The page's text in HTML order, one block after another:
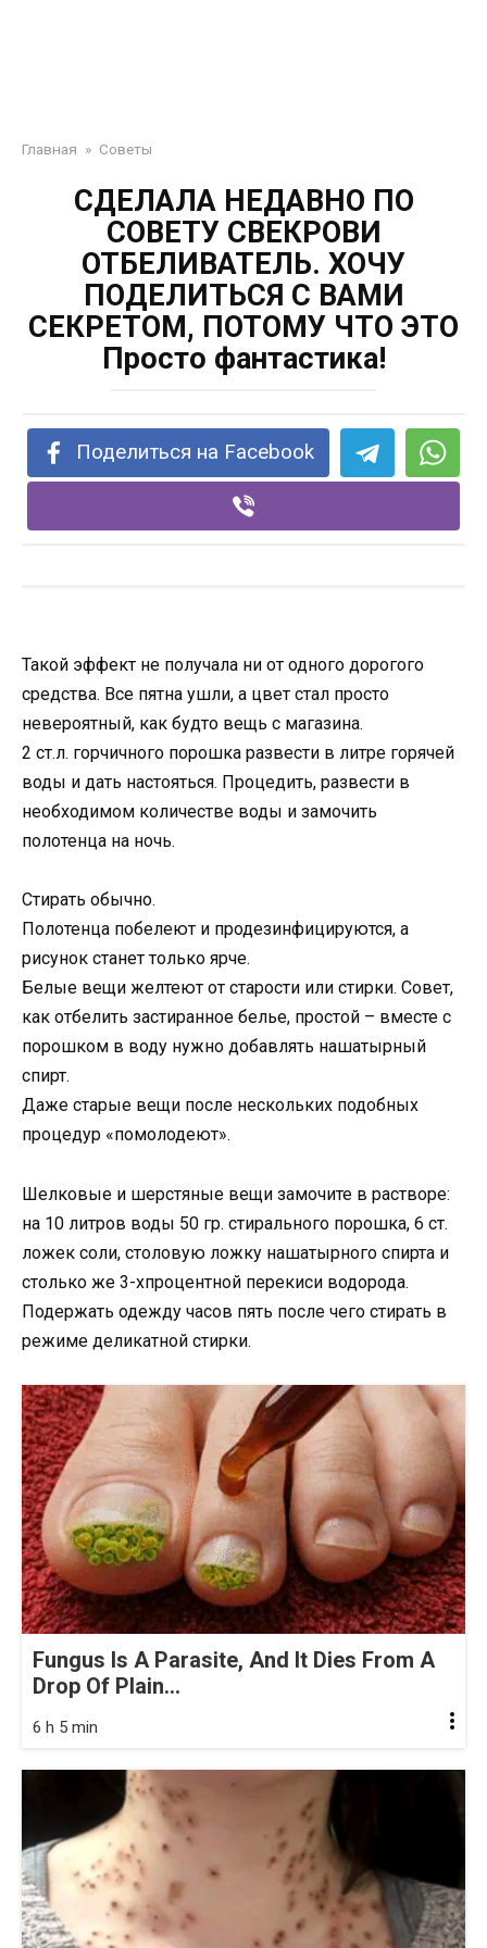
Главная » Советы
СДЕЛАЛА НЕДАВНО ПО
СОВЕТУ СВЕКРОВИ
ОТБЕЛИВАТЕЛЬ. ХОЧУ
ПОДЕЛИТЬСЯ С ВАМИ
СЕКРЕТОМ, ПОТОМУ ЧТО ЭТО
Просто фантастика!
Поделиться на Facebook
Такой эффект не получала ни от одного дорогого
средства. Все пятна ушли, а цвет стал просто
невероятный, как будто вещь с магазина.
2 ст.л. горчичного порошка развести в литре горячей
воды и дать настояться. Процедить, развести в
необходимом количестве воды и замочить
полотенца на ночь.
Стирать обычно.
Полотенца побелеют и продезинфицируются, а
рисунок станет только ярче.
Белые вещи желтеют от старости или стирки. Совет,
как отбелить застиранное белье, простой – вместе с
порошком в воду нужно добавлять нашатырный
спирт.
Даже старые вещи после нескольких подобных
процедур «помолодеют».
Шелковые и шерстяные вещи замочите в растворе:
на 10 литров воды 50 гр. стирального порошка, 6 ст.
ложек соли, столовую ложку нашатырного спирта и
столько же 3-хпроцентной перекиси водорода.
Подержать одежду часов пять после чего стирать в
режиме деликатной стирки.
Fungus Is A Parasite, And It Dies From A
Drop Of Plain...
6 h 5 min